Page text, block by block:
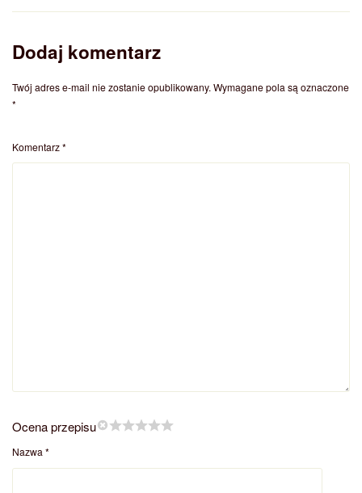
Dodaj komentarz
Twój adres e-mail nie zostanie opublikowany. Wymagane pola są oznaczone
*
Komentarz*
Ocena przepisu
Nazwa *